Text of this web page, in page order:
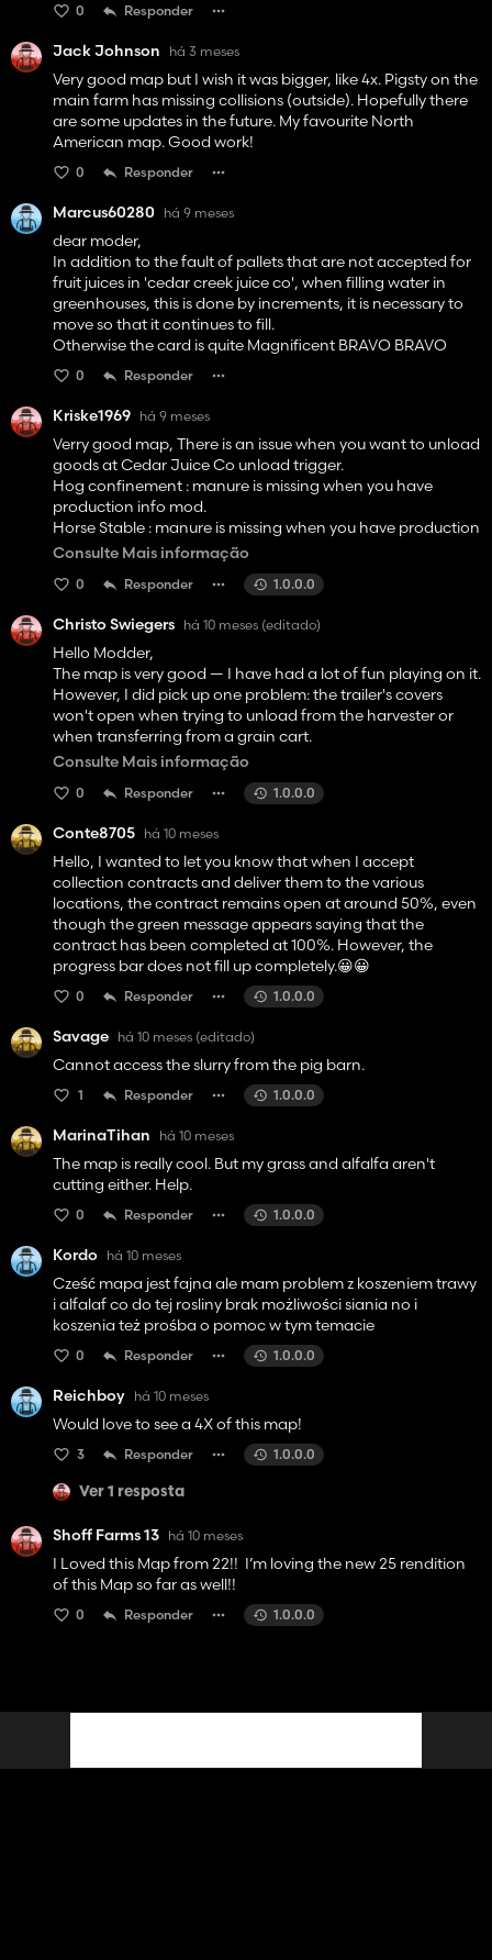
that is restricted, the restriction intrudes through the cow
unable to place or build anything there even though I own
the land.
0 Responder
Jack Johnson há 3 meses
Very good map but I wish it was bigger, like 4x. Pigsty on the
main farm has missing collisions (outside). Hopefully there
are some updates in the future. My favourite North
American map. Good work!
0 Responder
Marcus60280 há 9 meses
dear moder,
In addition to the fault of pallets that are not accepted for
fruit juices in 'cedar creek juice co', when filling water in
greenhouses, this is done by increments, it is necessary to
move so that it continues to fill.
Otherwise the card is quite Magnificent BRAVO BRAVO
0 Responder
Kriske1969 há 9 meses
Verry good map, There is an issue when you want to unload
goods at Cedar Juice Co unload trigger.
Hog confinement : manure is missing when you have
production info mod.
Horse Stable : manure is missing when you have production
info mod.
Bakery : Unload goods trigger is almost unreachable when
you use autodrive.
Consulte Mais informação
0 Responder 1.0.0.0
Christo Swiegers há 10 meses (editado)
Hello Modder,
The map is very good — I have had a lot of fun playing on it.
However, I did pick up one problem: the trailer's covers
won't open when trying to unload from the harvester or
when transferring from a grain cart.
The setting for pressing N or Z is missing.
Consulte Mais informação
0 Responder 1.0.0.0
Conte8705 há 10 meses
Hello, I wanted to let you know that when I accept
collection contracts and deliver them to the various
locations, the contract remains open at around 50%, even
though the green message appears saying that the
contract has been completed at 100%. However, the
progress bar does not fill up completely.😀😀
0 Responder 1.0.0.0
Savage há 10 meses (editado)
Cannot access the slurry from the pig barn.
1 Responder 1.0.0.0
MarinaTihan há 10 meses
The map is really cool. But my grass and alfalfa aren't
cutting either. Help.
0 Responder 1.0.0.0
Kordo há 10 meses
Cześć mapa jest fajna ale mam problem z koszeniem trawy
i alfalaf co do tej rosliny brak możliwości siania no i
koszenia też prośba o pomoc w tym temacie
0 Responder 1.0.0.0
Reichboy há 10 meses
Would love to see a 4X of this map!
3 Responder 1.0.0.0
Ver 1 resposta
Shoff Farms 13 há 10 meses
I Loved this Map from 22!! I’m loving the new 25 rendition
of this Map so far as well!!
0 Responder 1.0.0.0